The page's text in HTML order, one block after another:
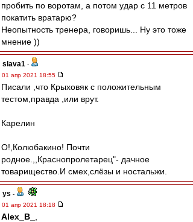
пробить по воротам, а потом удар с 11 метров
покатить вратарю?
Неопытность тренера, говоришь... Ну это тоже
мнение ))
slava1 -
01 апр 2021 18:55
Писали ,что Крыховяк с положительным
тестом,правда ,или врут.
Карелин
О!,Колюбакино! Почти
родное.,,Краснопролетарец"- дачное
товарищество.И смех,слёзы и ностальжи.
ys -
01 апр 2021 18:18
Alex_B_